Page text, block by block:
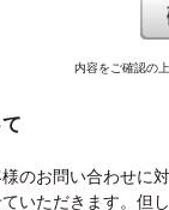
内容をご確認の
のお問い合わせに
いただきます。但